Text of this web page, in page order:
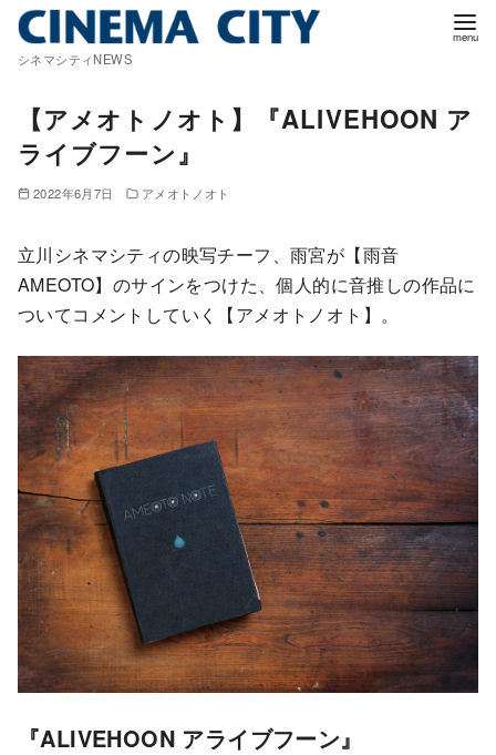
シネマシティNEWS
【アメオトノオト】『ALIVEHOON ア
ライブフーン』
2022年6月7日 アメオトノオト
立川シネマシティの映写チーフ、雨宮が【雨音
AMEOTO】のサインをつけた、個人的に音推しの作品に
ついてコメントしていく【アメオトノオト】。
『ALIVEHOON アライブフーン』